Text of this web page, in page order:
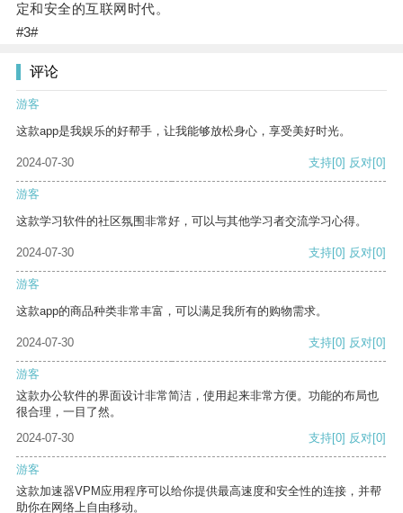
定和安全的互联网时代。
#3#
评论
游客
这款app是我娱乐的好帮手，让我能够放松身心，享受美好时光。
2024-07-30 支持[0] 反对[0]
游客
这款学习软件的社区氛围非常好，可以与其他学习者交流学习心得。
2024-07-30 支持[0] 反对[0]
游客
这款app的商品种类非常丰富，可以满足我所有的购物需求。
2024-07-30 支持[0] 反对[0]
游客
这款办公软件的界面设计非常简洁，使用起来非常方便。功能的布局也
很合理，一目了然。
2024-07-30
支持[0] 反对[0]
游客
这款加速器VPM应用程序可以给你提供最高速度和安全性的连接，并帮
助你在网络上自由移动。